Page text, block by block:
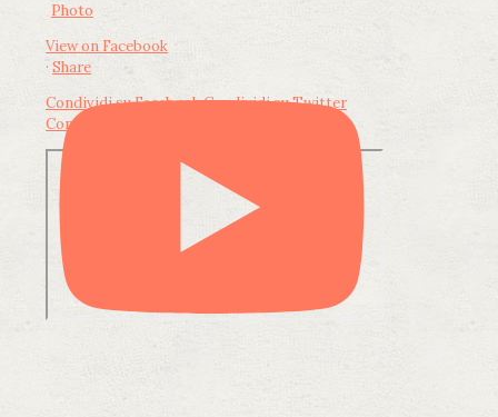
Photo
View on Facebook
· Share
Condividi su FacebookCondividi su Twitter
Condividi su LinkedIn